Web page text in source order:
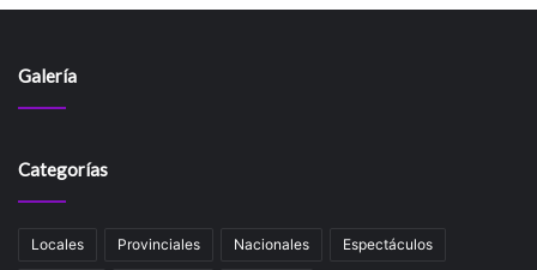
Galería
Categorías
Locales Provinciales Nacionales Espectáculos